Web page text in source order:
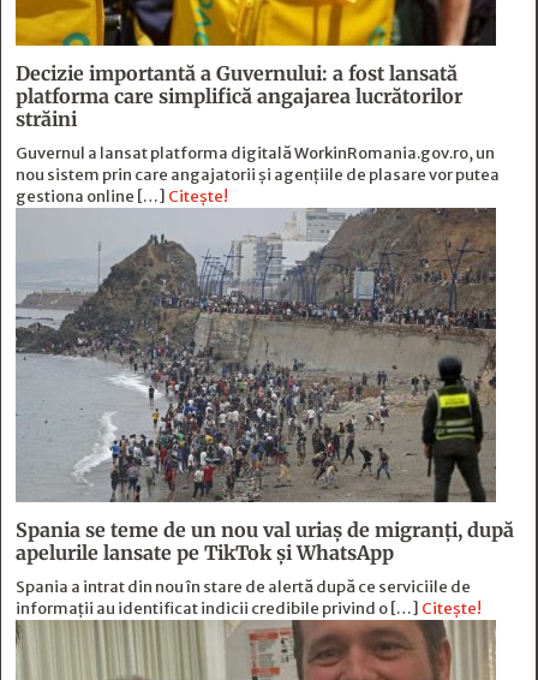
Decizie importantă a Guvernului: a fost lansată
platforma care simplifică angajarea lucrătorilor
străini
Guvernul a lansat platforma digitală WorkinRomania.gov.ro, un
nou sistem prin care angajatorii și agențiile de plasare vor putea
gestiona online […] Citește!
Spania se teme de un nou val uriaș de migranți, după
apelurile lansate pe TikTok și WhatsApp
Spania a intrat din nou în stare de alertă după ce serviciile de
informații au identificat indicii credibile privind o […] Citește!